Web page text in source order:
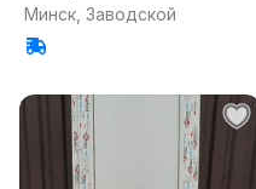
Минск, Заводской